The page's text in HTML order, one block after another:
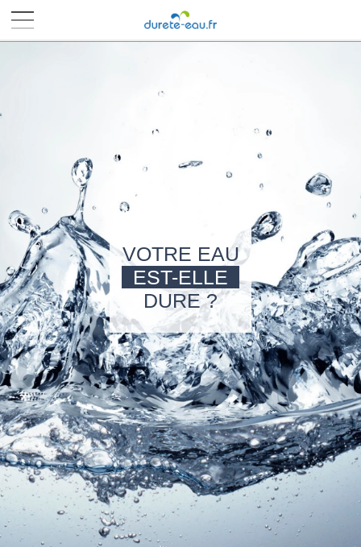
VOTRE EAU
EST-ELLE
DURE ?